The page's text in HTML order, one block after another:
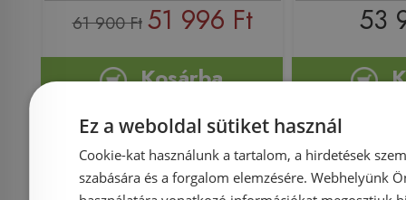
61 900 Ft 51 996 Ft
Kosárba
53
Ez a weboldal sütiket használ
Cookie-kat használunk a tartalom, a hirdetések
szabására és a forgalom elemzésére. Webhelyünk